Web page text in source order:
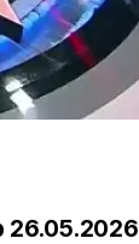
26.05.2026